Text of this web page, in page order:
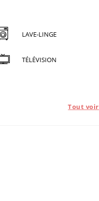
LAVE-LINGE
TÉLÉVISION
Tout voir